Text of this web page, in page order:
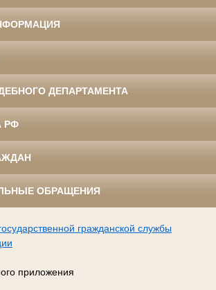
ДЕПАРТАМЕНТА
РФ
ОБРАЩЕНИЯ
гражданской службы
приложения